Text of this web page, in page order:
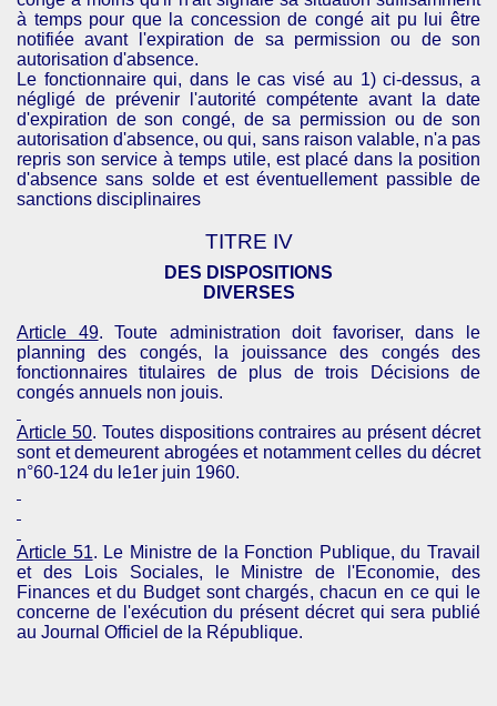
à temps pour que la concession de congé ait pu lui être
notifiée avant l'expiration de sa permission ou de son
autorisation d'absence.
Le fonctionnaire qui, dans le cas visé au 1) ci-dessus, a
négligé de prévenir l'autorité compétente avant la date
d'expiration de son congé, de sa permission ou de son
autorisation d'absence, ou qui, sans raison valable, n'a pas
repris son service à temps utile, est placé dans la position
d'absence sans solde et est éventuellement passible de
sanctions disciplinaires
TITRE IV
DES DISPOSITIONS
DIVERSES
Article 49. Toute administration doit favoriser, dans le
planning des congés, la jouissance des congés des
fonctionnaires titulaires de plus de trois Décisions de
congés annuels non jouis.
Article 50. Toutes dispositions contraires au présent décret
sont et demeurent abrogées et notamment celles du décret
n°60-124 du le1er juin 1960.
Article 51. Le Ministre de la Fonction Publique, du Travail
et des Lois Sociales, le Ministre de l'Economie, des
Finances et du Budget sont chargés, chacun en ce qui le
concerne de l'exécution du présent décret qui sera publié
au Journal Officiel de la République.